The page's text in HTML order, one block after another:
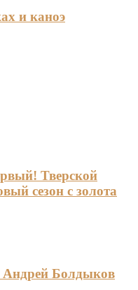
и каноэ
Тверской
сезон с золота
Болдыков